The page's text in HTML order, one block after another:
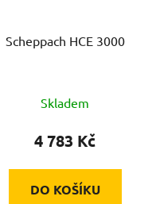
Scheppach HCE 3000
Skladem
4 783 Kč
DO KOŠÍKU